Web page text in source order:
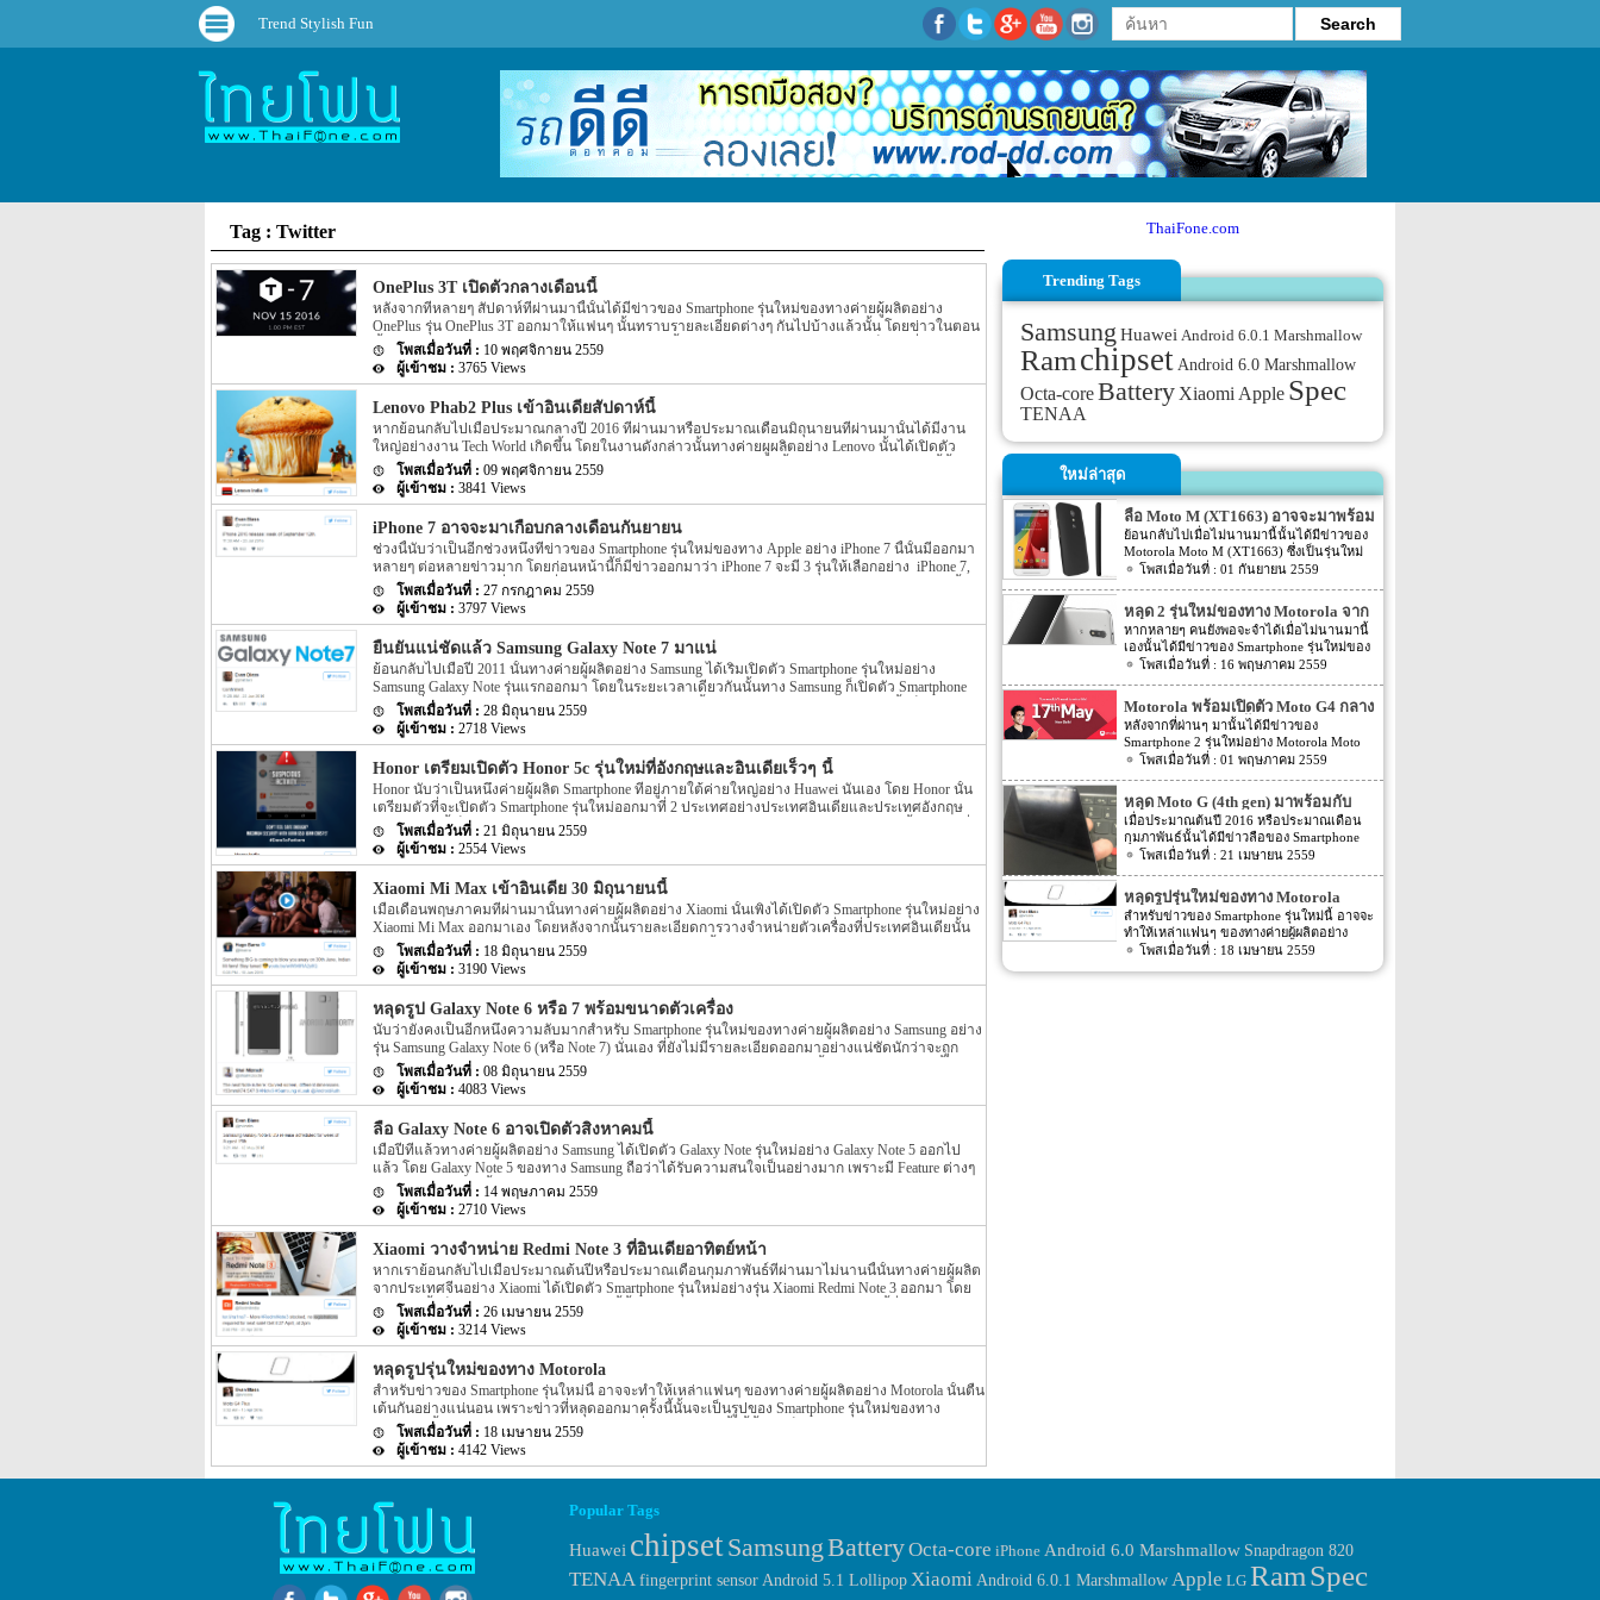
Trend Stylish Fun
Tag : Twitter
OnePlus 3T เปิดตัวกลางเดือนนี้
หลังจากที่หลายๆ สัปดาห์ที่ผ่านมานี้นั้นได้มีข่าวของ Smartphone รุ่นใหม่ของทางค่ายผู้ผลิตอย่าง
OnePlus รุ่น OnePlus 3T ออกมาให้แฟนๆ นั้นทราบรายละเอียดต่างๆ กันไปบ้างแล้วนั้น โดยข่าวในตอน
นั้นไม่ได้ระบุถึงกำหนดเปิดตัว OnePlus 3T รุ่นใหม่นี้ออกมาอย่างแน่ชัดมากนักว่าจะเป็นวันที่เท่าไร แต่
ล่าสุดนั้นกลับมีข่าวของ OnePlus 3T ออกมาให้ๆ แฟนๆ นั้นหายคิดถึงกันอีกครั้ง T-7: The @Qualcomm
Snapdragon 821 (2.35GHz) is coming your way. Find out more on November 15.
pic.twitter.com/fA8mUTYAjd — OnePlus (@oneplus) November 8, 2016 สำหรับข่าวล่าสุดของ
Smartphone รุ่นต่อยอดของ OnePlus 3 ที่เปิดตัวออกมาเมื่อกลางปีที่ผ่านนี้อย่าง OnePlus 3T นั้นตามข่าว
ระบุว่าทาง OnePlus […]
10 พฤศจิกายน 2559
3765 Views
Lenovo Phab2 Plus เข้าอินเดียสัปดาห์นี้
หากย้อนกลับไปเมื่อประมาณกลางปี 2016 ที่ผ่านมาหรือประมาณเดือนมิถุนายนที่ผ่านมานั้นได้มีงาน
ใหญ่อย่างงาน Tech World เกิดขึ้น โดยในงานดังกล่าวนั้นทางค่ายผููผลิตอย่าง Lenovo นั้นได้เปิดตัว
Smartphone รุ่นใหม่อย่าง Lenovo Phab2 Plus ออกมาแล้ว โดยในตอนนั้น Lenovo Phab2 Plus รุ่นนี้นั้นยัง
ไม่มีกำหนดที่จะเข้าประเทศอินเดียเลย แต่ล่าสุดนั้นกลับมีข่าวความคืบหน้าของ Lenovo Phab2 Plus
ออกมาอีกครั้ง สำหรับข่าวความคืบหน้าล่าสุดของ Lenovo Phab2 Plus นี้นั้นตามข่าวระบุว่า Lenovo
Phab2 Plus นี้จะเข้าประเทศอินเดียภายในอาทิตย์นี้หรือประมาณวันที่ 8 พฤศจิกายนหน้า โดยราย
ละเอียดดังกล่าวนั้นหลายๆ คนอาจจะคิดว่าเป็นเพียงข่าวลือแต่ทาง Lenovo ได้ส่งหมายเชิญออกมาแล้ว
โดยส่งผ่านทาง Social อย่าง Twitter นั้นเอง อีกทั้งรายละเอียดยังได้ระบุอีกว่า Lenovo Phab2 Plus รุ่นนี้จะ
เปิดตัวออกทางเว็บไซต์ Amazon ในประเทศอินเดียอีกด้วย อย่างไรก็ตามในส่วนของรายละของราคา
ของตัวเครื่องที่วางจำหน่ายผ่านทางเว็บไซต์ Amazon นั้นยังไม่มีรายละเอียดใดๆ […]
09 พฤศจิกายน 2559
3841 Views
iPhone 7 อาจจะมาเกือบกลางเดือนกันยายน
ช่วงนี้นับว่าเป็นอีกช่วงหนึ่งที่ข่าวของ Smartphone รุ่นใหม่ของทาง Apple อย่าง iPhone 7 นี้นั้นมีออกมา
หลายๆ ต่อหลายข่าวมาก โดยก่อนหน้านี้ก็มีข่าวออกมาว่า iPhone 7 จะมี 3 รุ่นให้เลือกอย่าง iPhone 7,
iPhone 7 Plus และรุ่นที่มีราคาที่แพงกว่าเดิมอย่างรุ่น iPhone 7 Pro ออกมาให้เลือก โดยข่าวในตอนนั้น
ค่อนข้างที่จะเป็นจริงเพราะได้มี video หลุดออกมา โดยใน video ระบุอย่างแน่ชัดว่า iPhone 7 มี 3 รุ่นให้
เลือกแน่นอน อีกทั้ง iPhone 7 นี้จะมาพร้อมกับ dual-camera ที่ก่อนหน้านี้ยังคงเป็นข่าวลืออยู่อีกด้วย แต่
ล่าสุดนั้นกลับมีข่าวความคืบหน้าของ iPhone 7 ออกมาอีกครั้ง สำหรับข่าวล่าสุดของ iPhone 7 นี้นั้นได้
ระบุว่า iPhone 7 อาจจะมาประมาณเกือบกลางเดือนกันยายนที่จะถึงนี้แน่นอน โดยรายละเอียดดังกล่าว
นี้นั้นหลายๆ คนอาจจะคิดว่าเป็นเพียงข่าวลือ […]
27 กรกฎาคม 2559
3797 Views
ยืนยันแน่ชัดแล้ว Samsung Galaxy Note 7 มาแน่
ย้อนกลับไปเมื่อปี 2011 นั้นทางค่ายผู้ผลิตอย่าง Samsung ได้เริ่มเปิดตัว Smartphone รุ่นใหม่อย่าง
Samsung Galaxy Note รุ่นแรกออกมา โดยในระยะเวลาเดียวกันนั้นทาง Samsung ก็เปิดตัว Smartphone
อีกรุ่นหนึ่งอย่าง Galaxy S II ออกมาด้วย โดยในแต่ละปีนั้นทางค่ายผู้ผลิตอย่าง Samsung นั้นก็เปิดตัว
Galaxy Note รุ่นใหม่ๆ ออกด้วย พร้อมกับ Galaxy รุ่นใหม่ๆ ออกมาด้วยเช่นกัน โดยแต่ละรุ่นนั้นก็มีชื่อเรียก
ที่ไล่มาเรื่อยๆ พร้อมกับ Spec และ Feature ภายในตัวเครื่องที่ถูกพัฒนาให้เพิ่มมากขึ้นไปอีกนั้นเอง แต่
ล่าสุดนั้นกลับมีข่าว Samsung Galaxy Note รุ่นใหม่ของทาง Samsung ออกมาอีกครั้ง โดยก่อนหน้านี้
Samsung Galaxy Note รุ่นใหม่ของทาง Samsung นั้นยังถือว่าเป็นข่าวที่ไม่ถูกเปิดเผยออกมามากนัก อีก
ทั้งชื่อรุ่นอย่าง Samsung Galaxy Note […]
28 มิถุนายน 2559
2718 Views
Honor เตรียมเปิดตัว Honor 5c รุ่นใหม่ที่อังกฤษและอินเดียเร็วๆ นี้
Honor นับว่าเป็นหนึ่งค่ายผู้ผลิต Smartphone ที่อยู่ภายใต้ค่ายใหญ่อย่าง Huawei นั่นเอง โดย Honor นั้น
เตรียมตัวที่จะเปิดตัว Smartphone รุ่นใหม่ออกมาที่ 2 ประเทศอย่างประเทศอินเดียและประเทศอังกฤษ
โดยรุ่นใหม่นี้เป็นรุ่นใดไปไม่ได้นอกจาก Honor 5C โดยข่าวว่าทางค่ายผู้ผลิตอย่าง Honor นั้นเตรียมที่
จะเปิดตัว Smartphone รุ่นใหม่นามว่า Honor 5C นั้นถือว่าเป็นข่าวที่เชื่อได้เพราะทาง Honor ในประเทศ
UK และทาง Honor ของประเทศอินเดียนั้นได้โพสรูป Teaser ออกมาบน Social อย่าง Twitter นั้นเอง โดย
งานเปิดตัว Honor 5C ของทั้งในประเทศอินเดียและ งานเปิดตัว Honor 5C ในประเทศอังกฤษนั้น ราย
ละเอียดของทั้ง Honor ในประเทศ UK และ Honor ของประเทศอินเดีย ได้ระบุกำหนดเปิดตัวออกมา
อย่างแน่ชัดว่างานดังกล่าวจะมีขึ้นในวันที่ 22 มิถุนายนและวันที่ 20 […]
21 มิถุนายน 2559
2554 Views
Xiaomi Mi Max เข้าอินเดีย 30 มิถุนายนนี้
เมื่อเดือนพฤษภาคมที่ผ่านมานั้นทางค่ายผู้ผลิตอย่าง Xiaomi นั้นเพิ่งได้เปิดตัว Smartphone รุ่นใหม่อย่าง
Xiaomi Mi Max ออกมาเอง โดยหลังจากนั้นรายละเอียดการวางจำหน่ายตัวเครื่องที่ประเทศอินเดียนั้น
ยังไม่มีรายละเอียดใดๆ ระบุออกมาอย่างแน่ชัด แต่ล่าสุดนั้นกลับมีข่าวของ Xiaomi Mi Max ออกมาให้
ทราบกันอีกครั้ง สำหรับรายละเอียดล่าสุดของ Smartphone รุ่นใหม่ของทาง Xiaomi อย่าง Xiaomi Mi
Max นี้นั้นได้มีรายละเอียดระบุบออกมาว่า Xiaomi Mi Max จะเข้าประเทศอินเดียประมาณปลายเดือน
มิถุนายนหรือประมาณวันที่ 30 มิถุนายนนี้นั้นเอง โดยรายละเอียดดังกล่าวนี้ถือว่าเป็นข่าวที่น่าเชื่อได้
เพราะรายละเอียดดังกล่าวนั้นถูกโพสลงไปบน Social อย่าง Twitter โดยผู้ที่โพสนั้นเป็นใครไปไม่ได้
นอกจาก Vice President ของ Xiaomi ประเทศอินเดียอย่าง Hugo Barra นั้นเอง โดยเมื่อเดือนพฤษภาคมที่
ผ่านมาทาง Xiaomi ได้เปิดตัว Xiaomi Mi Max ออกมาที่ประเทศอินเดีย โดยราคาของตัวเครื่องจะมี
ราคาอยู่ที่ $230 หากคิดเป็นสกุลเงินไทยก็ประมาณ 8,050 […]
18 มิถุนายน 2559
3190 Views
หลุดรูป Galaxy Note 6 หรือ 7 พร้อมขนาดตัวเครื่อง
นับว่ายังคงเป็นอีกหนึ่งความลับมากสำหรับ Smartphone รุ่นใหม่ของทางค่ายผู้ผลิตอย่าง Samsung อย่าง
รุ่น Samsung Galaxy Note 6 (หรือ Note 7) นั่นเอง ที่ยังไม่มีรายละเอียดออกมาอย่างแน่ชัดนักว่าจะถูก
เรียกว่าอะไรระหว่าง Samsung Galaxy Note 6 หรือ Samsung Galaxy Note 7 นั้นเอง โดยก่อนหน้านี้ได้มี
รายละเอียดของ Galaxy Note 6 หรือ 7 ถูกเปิดเผยออกมา โดยข่าวตอนนั้นเป็นรูปหลุดตัวเครื่องที่เป็น
แบบ blueprints รวมไปถึงยังเป็นรูป 3D render อีกด้วย แต่ล่าสุดนั้นกลับมีรูปของ Galaxy Note 6 หรือ 7 ถูก
เปิดเผยออกมาอีกครั้ง สำหรับข่าวล่าสุดของ Galaxy Note 6 หรือ 7 ของทาง Samsung ล่าสุดนั้นจะเป็นรูป
หลุดอีกหนึ่งรูป แต่รูปหลุดในครั้งนี้จะไม่เหมือนแบบเดิม แต่รูปดังกล่าวเป็นรูปของตัวเครื่องแบบ […]
08 มิถุนายน 2559
4083 Views
ลือ Galaxy Note 6 อาจเปิดตัวสิงหาคมนี้
เมื่อปีที่แล้วทางค่ายผู้ผลิตอย่าง Samsung ได้เปิดตัว Galaxy Note รุ่นใหม่อย่าง Galaxy Note 5 ออกไป
แล้ว โดย Galaxy Note 5 ของทาง Samsung ถือว่าได้รับความสนใจเป็นอย่างมาก เพราะมี Feature ต่างๆ
มากมาย แต่ล่าสุดนั้นกลับมีรายละเอียดของ Galaxy Note รุ่นใหม่ของทาง Samsung ถูกเปิดเผยออกมาอีก
ครั้ง สำหรับรายละเอียดของ Galaxy Note ของทาง Samsung ที่ถูกเปิดเผยออกมานี้นั้นได้ระบุว่าทาง
Samsung นั้นอาจจะเปิดตัว Galaxy Note อย่าง Galaxy Note 6 ออกมาประมาณเดือนสิงหาคมที่จะถึงนี้เอง
โดยข่าวดังกล่าวนี้นั้นถือว่าเป็นข่าวที่น่าอาจจะเชื่อถือได้เพราะรายละเอียดดังกล่าวนี้ถูกเปิดเผยโดย
leakster ที่เปิดเผยข่าวหลุดออกมาบ่อยครั้งอย่าง @evleaks นั้นเอง โดยทาง @evleaks ได้โพสข้อความดัง
กล่าวผ่านทาง Social อย่าง Twitter โดยรายละเอียดได้ระบุว่าทาง Samsung […]
14 พฤษภาคม 2559
2710 Views
Xiaomi วางจำหน่าย Redmi Note 3 ที่อินเดียอาทิตย์หน้า
หากเราย้อนกลับไปเมื่อประมาณต้นปีหรือประมาณเดือนกุมภาพันธ์ที่ผ่านมาไม่นานนี้นั้นทางค่ายผู้ผลิต
จากประเทศจีนอย่าง Xiaomi ได้เปิดตัว Smartphone รุ่นใหม่อย่างรุ่น Xiaomi Redmi Note 3 ออกมา โดย
หลังจากนั้นก็ไม่มีกำหนดว่าทาง Xiaomi นี้นั้นจะวางจำหน่าย Xiaomi Redmi Note 3 รุ่นนี้ที่ประเทศ
อินเดียเมื่อใด แต่เมื่อต้นเดือนมีนาคมที่ผ่านมาไม่นานนี้นั้นก็มีข่าวออกมาว่า Redmi Note 3 นี้พร้อมวาง
จำหน่ายแล้วที่อินเดียแต่ในตอนนั้นจะเป็นการสั่งซื้อผ่านทางหน้าเว็บไซต์ของทาง Xiaomi อย่าง
Mi.com และตัวแทนจำหน่ายในประเทศอินเดียอย่าง Amazon แต่ล่าสุดนั้นกลับมีข่าวของ Redmi Note 3
ออกมาอีกครั้ง สำหรับข่าวของ Xiaomi Redmi Note 3 รุ่นใหม่ของทาง Xiaomi ล่าสุดนั้นได้ระบุว่า
ประมาณอาทิตย์สุดท้ายของเดือนเมษายน หรือประมาณอาทิตย์หน้าที่จะถึงนี้ประมาณวันที่ 27 เมษายน
นั้นทาง Xiaomi จะเปิดจำหน่าย Xiaomi Redmi Note 3 รุ่นใหม่ที่ประเทศอินเดียแล้ว โดยการวางจำหน่าย
ครั้งนี้จะเป็นแบบ registrations โดยข่าวนี้ไม่ได้เป็นเพียงข่าวลือแต่อย่างใด แต่ถือว่าเป็นข่าวที่มีความ
น่าเชื่อถือมากเพราะ […]
26 เมษายน 2559
3214 Views
หลุดรูปรุ่นใหม่ของทาง Motorola
สำหรับข่าวของ Smartphone รุ่นใหม่นี้ อาจจะทำให้เหล่าแฟนๆ ของทางค่ายผู้ผลิตอย่าง Motorola นั้นตื่น
เต้นกันอย่างแน่นอน เพราะข่าวที่หลุดออกมาครั้งนี้นั้นจะเป็นรูปของ Smartphone รุ่นใหม่ของทาง
Motorola นั้นเอง สำหรับรายละเอียดของข่าวที่หลุดออกมาครั้งนี้นั้นจะเป็นข่าวหลุดของ Smartphone รุ่น
ใหม่ของทาง Motorola ที่ถูกเปิดเผยลงมายังบนโลก Social อย่าง twitter โดยผู้ที่โพสข่าวหลุดดังกล่าวนี้
นั้นเป็นใครเป็นไม่ได้นอกจาก leakster ที่น่าเชื่อถืออีกหนึ่งคนอย่าง @evleaks โดยรุปที่ถูกเปิดเผยออกมา
นั้นเป็นรูปปุ่ม ทางด้านหน้าของตัวเครื่องนั้นเอง โดยจะเป็นปุ่มของรุ่น Moto G4 Plus โดยปุ่มดังกล่าวนี้
นั้นคาดว่าจะเป็นปุ่ม home นั้นเอง แต่น่าเสียดายตรงที่รายละเอียดที่ที่ถูกเปิดเผยออกมาบน โลก Social
อย่าง twitter ของ leakster อย่าง @evleaks นี้นั้นไม่มีรายละเอียดของ Spec ภายในตัวเครื่องรวมไปถึง
ราคาของตัวเครื่องออกมาด้วย แต่สิ่งหนึ่งที่เราทราบกันดีอยู่แล้วนั้นว่า Moto G4 Plus รุ่นใหม่ของทาง
Motorola นี้นั้นอาจจะมี Feature อย่าง fingerprint […]
18 เมษายน 2559
4142 Views
ThaiFone.com
Trending Tags
Samsung Huawei Android 6.0.1 Marshmallow
Ramchipset Android 6.0 Marshmallow
Octa-coreBattery Xiaomi Apple Spec
TENAA
ใหม่ล่าสุด
ลือ Moto M (XT1663) อาจจะมาพร้อม
กับ fingerprint sensor
ย้อนกลับไปเมื่อไม่นานมานี้นั้นได้มีข่าวของ
Motorola Moto M (XT1663) ซึ่งเป็นรุ่นใหม่
ของทางค่ายผู้ผลิตอย่าง Motorola โดยราย
Moto M (XT1663) รุ่นใหม่นี้นั้นเอง โดยราย
ละเอียดดังกล่าวนั้นได้ถูกเปิดเผยผ่านทางหน้า
เว็บไซต์ที่น่าเชื่อถือได้อย่างเว็บไซต์
GFXBench นั้นเอง แต่ล่าสุดนั้นกลับมีราย
ละเอียดความคืบหน้าของ Moto M (XT1663)
ออกมาอีกครั้ง สำหรับข่าวล่าสุดของ Moto M
(XT1663) ที่ถูกเปิดเผยออกมานั้นระบุว่า
Moto M (XT1663) จะมาพร้อมกับ Feature
อย่าง fingerprint sensor และ sensor ทางด้าน
หลังของตัวเครื่องจะมี 2 ตัว โดยตามข่าวยังได้
ระบุอีกว่า Moto M (XT1663) รุ่นใหม่ของทาง
Motorola นั้นลักษณะการออกแบบของตัว
เครื่องจะมีความคล้ายกับรุ่นเก่าที่เปิดตัวออก
มาเมื่อปี 2014 ที่ผ่านมาอย่าง Motorola Moto
G มาก ระบุว่า Moto […]
01 กันยายน 2559
หลุด 2 รุ่นใหม่ของทาง Motorola จาก
Geekbench
หากหลายๆ คนยังพอจะจำได้เมื่อไม่นานมานี้
เองนั้นได้มีข่าวของ Smartphone รุ่นใหม่ของ
ทางค่ายผู้ผลิตอย่าง Motorola ถูกเปิดเผยออก
ว่ารุ่นใหม่ของทาง Motorola นั้นมีชื่อรุ่นว่า
อะไร โดยรายละเอียดระบุเพียงแค่ว่า Moto G
เท่านั้นเอง แต่ข่าวล่าสุดนั้นได้มีข่าวของ
Moto G นี้ถูกเปิดเผยออกมาอีกครั้งแล้วนั้น
เอง ก่อนหน้านี้ได้มีข่าวออกมาว่าทาง
Motorola นั้นจะเปิดตัว Smartphone รุ่นใหม่
ออกมา โดยข่าวได้ระบุเพียงแค่ชื่อ model
numbers ของทั้ง 2 เครื่องออกมาเท่านั้นเอง
โดย 2 รุ่นนี้จะมีชื่อ model numbers ว่า
XT1622 และ XT1642 นั้นเอง โดยชื่อรุ่นดัง
กล่าวนี้นั้นอาจจะหมายถึงรุ่นใหม่ของทาง
Motorola ที่มีข่าวออกมาก่อนหน้านี้อย่าง
Moto G4 และ G4 Plus ก็เป็นได้ โดยรุ่นก่อน
หน้าที่เปิดตัวออกมาเมื่อปีที่แล้วอย่าง Moto
G3 ก็มีชื่อรุ่นที่ใกล้เคียงมาก โดยมีชื่อ model
numbers ว่า […]
16 พฤษภาคม 2559
Motorola พร้อมเปิดตัว Moto G4 กลาง
พฤษภาคมที่จะถึงนี้
หลังจากที่ผ่านๆ มานั้นได้มีข่าวของ
Smartphone 2 รุ่นใหม่อย่าง Motorola Moto
G4 และ Motorola Moto G4 Plus ของทางค่าย
หลายต่อหลายข่าวมาก โดยข่าวในตอนนั้น
บ้างข่าวก็มีความจริง แต่ก็มีหลายข่าวที่เป็น
เพียงข่าวลือ แต่ล่าสุดนั้นกลับมีข่าวของ 2 รุ่น
ใหม่อย่าง Motorola Moto G4 และ Motorola
Moto G4 Plus ของทาง Motorola ถูกเปิดเผยอ
อกมาอีกแล้ว สำหรับข่าวของ 2 รุ่นใหม่อย่าง
Motorola Moto G4 และ Motorola Moto G4
Plus ของทาง Motorola ล่าสุดนี้นั้นนับว่าเป็น
ข่าวที่ยืนยันได้เพราะทาง Motorola นั้นออก
มาส่ง invites เพื่อยืนยันว่าในวันที่ 17
พฤษภาคมที่จะถึงนี้หรือประมาณกลางเดือน
หน้านี้เองนั้นทาง Motorola จะเปิดตัว 2 […]
01 พฤษภาคม 2559
หลุด Moto G (4th gen) มาพร้อมกับ
fingerprint reader ทางด้านหน้าเครื่อง
เมื่อประมาณต้นปี 2016 หรือประมาณเดือน
กุมภาพันธ์นั้นได้มีข่าวลือของ Smartphone
รุ่นใหม่ อย่าง Moto G (4th gen) หลุดออกมา
ของตัวเครื่อง Moto G (4th gen) เพียงเท่านั้น
เอง โดยหลังจากนั้นก็ไม่มีรายละเอียดของ
Moto G (4th gen) ถุกเปิดเผยออกมาเลย แต่
ล่าสุดนั้นกลับมีรูปหลุดตัวเครื่องของ Moto G
(4th gen) ถูกเปิดเผยออกมาให้เหล่าแฟนๆ ที่
ตั้งหน้าตั้งตารอคอยนั้นได้ตื่นเต้นกันอีกครั้ง
21 เมษายน 2559
หลุดรูปรุ่นใหม่ของทาง Motorola
สำหรับข่าวของ Smartphone รุ่นใหม่นี้ อาจจะ
ทำให้เหล่าแฟนๆ ของทางค่ายผู้ผลิตอย่าง
Motorola นั้นตื่นเต้นกันอย่างแน่นอน เพราะ
18 เมษายน 2559
Popular Tags
Huawei chipsetSamsungBatteryOcta-core iPhone Android 6.0 Marshmallow Snapdragon 820
TENAAfingerprint sensor Android 5.1 Lollipop Xiaomi Android 6.0.1 MarshmallowApple LG RamSpec